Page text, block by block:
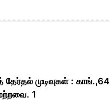
முடிவுகள் : காங்.,64
1